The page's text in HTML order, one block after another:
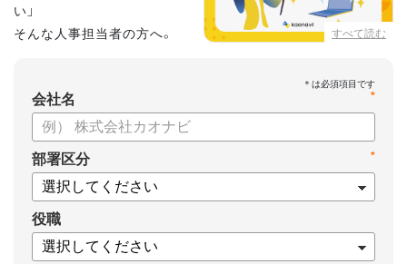
すべて読む
い」
そんな人事担当者の方へ。
本資料では、人事担当者300名の実態調査をもとに現場ですぐ
に役立つ生成AI活用術を紹介しています。
生成AI利用時のポイントや注意事項もまとめているため、これ
から始める方も安心です。評価シートフォーマットの作成や素
案の生成など、コピペで使えるプロンプトも収録！
生成AIを「壁打ち相手」や「作業アシスタント」にして、明日か
らの人事業務を効率化してみませんか？
【資料の内容】
*
会社名
*
部署区分
役職